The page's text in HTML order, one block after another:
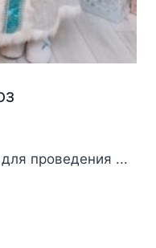
проведения ...